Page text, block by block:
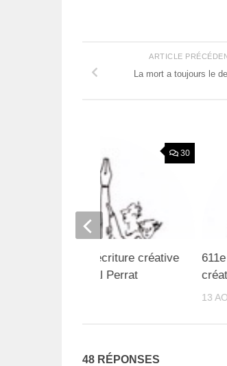
ARTICLE
La mort a toujours le
13
30
380e proposition d’écriture créative
imaginée par Pascal Perrat
48 RÉPONSES